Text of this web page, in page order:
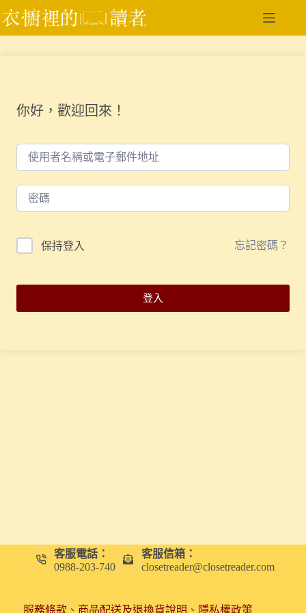
跳
至
你好，歡迎回來！
保持登入 忘記密碼？
登入
客服電話：
0988-203-740
客服信箱：
closetreader@closetreader.com
服務條款、 商品配送及退換貨說明 、 隱私權政策